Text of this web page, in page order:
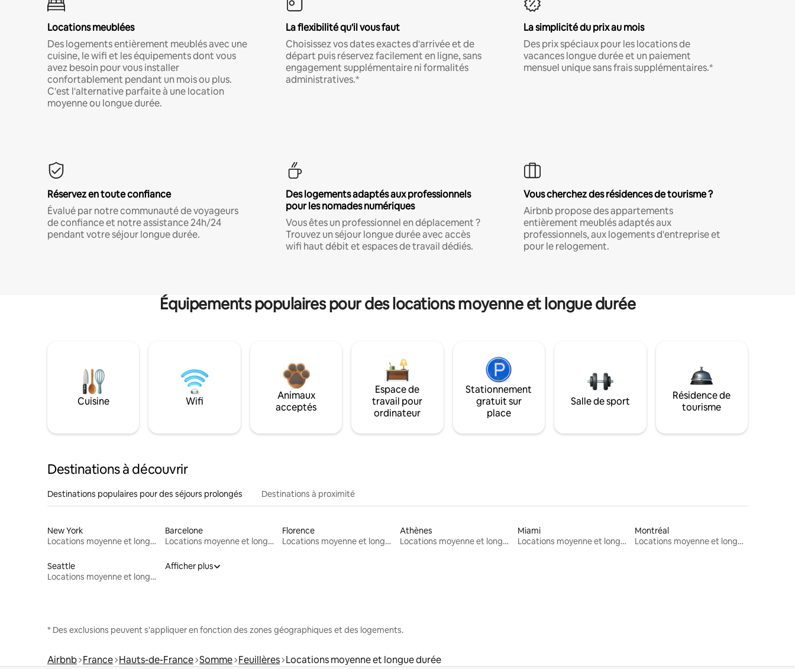
Locations meublées
Des logements entièrement meublés avec une
cuisine, le wifi et les équipements dont vous
avez besoin pour vous installer
confortablement pendant un mois ou plus.
C'est l'alternative parfaite à une location
moyenne ou longue durée.
La flexibilité qu'il vous faut
Choisissez vos dates exactes d'arrivée et de
départ puis réservez facilement en ligne, sans
engagement supplémentaire ni formalités
administratives.*
La simplicité du prix au mois
Des prix spéciaux pour les locations de
vacances longue durée et un paiement
mensuel unique sans frais supplémentaires.*
Réservez en toute confiance
Évalué par notre communauté de voyageurs
de confiance et notre assistance 24h/24
pendant votre séjour longue durée.
Des logements adaptés aux professionnels
pour les nomades numériques
Vous êtes un professionnel en déplacement ?
Trouvez un séjour longue durée avec accès
wifi haut débit et espaces de travail dédiés.
Vous cherchez des résidences de tourisme ?
Airbnb propose des appartements
entièrement meublés adaptés aux
professionnels, aux logements d'entreprise et
pour le relogement.
Équipements populaires pour des locations moyenne et longue durée
Cuisine Wifi
Animaux
acceptés
Espace de
travail pour
ordinateur
Stationnement
gratuit sur
place
Salle de sport
Résidence de
tourisme
Destinations à découvrir
Destinations populaires pour des séjours prolongés Destinations à proximité
New York
Locations moyenne et longue durée
Barcelone
Locations moyenne et longue durée
Florence
Locations moyenne et longue durée
Athènes
Locations moyenne et longue durée
Miami
Locations moyenne et longue durée
Montréal
Locations moyenne et longue durée
Seattle
Locations moyenne et longue durée
Afficher plus
* Des exclusions peuvent s'appliquer en fonction des zones géographiques et des logements.
Airbnb France Hauts-de-France Somme Feuillères Locations moyenne et longue durée